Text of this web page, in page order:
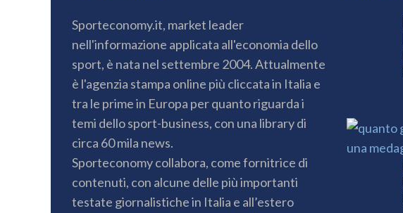
Sporteconomy.it, market leader
nell'informazione applicata all'economia dello
sport, è nata nel settembre 2004. Attualmente
è l'agenzia stampa online più cliccata in Italia e
tra le prime in Europa per quanto riguarda i
temi dello sport-business, con una library di
circa 60 mila news.
Sporteconomy collabora, come fornitrice di
contenuti, con alcune delle più importanti
testate giornalistiche in Italia e all’estero